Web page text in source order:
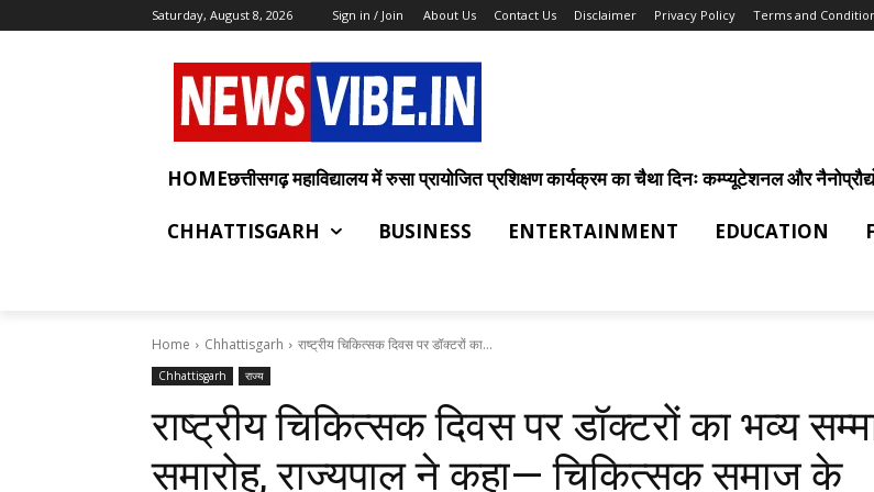
Saturday, August 8, 2026 Sign in / Join About Us Contact Us Disclaimer Privacy Policy Terms and
HOMEछत्तीसगढ़ महाविद्यालय में रुसा प्रायोजित प्रशिक्षण कार्यक्रम का चैथा दिनः कम्प्यूटेशनल और
CHHATTISGARH BUSINESS ENTERTAINMENT EDUCATION
Home Chhattisgarh राष्ट्रीय चिकित्सक दिवस पर डॉक्टरों का...
Chhattisgarh राज्य
राष्ट्रीय चिकित्सक दिवस पर डॉक्टरों का भव्य
समारोह, राज्यपाल ने कहा— चिकित्सक समाज के